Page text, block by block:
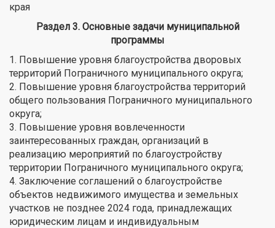
края
Раздел 3. Основные задачи муниципальной
программы
1. Повышение уровня благоустройства дворовых
территорий Пограничного муниципального округа;
2. Повышение уровня благоустройства территорий
общего пользования Пограничного муниципального
округа;
3. Повышение уровня вовлеченности
заинтересованных граждан, организаций в
реализацию мероприятий по благоустройству
территории Пограничного муниципального округа;
4. Заключение соглашений о благоустройстве
объектов недвижимого имущества и земельных
участков не позднее 2024 года, принадлежащих
юридическим лицам и индивидуальным